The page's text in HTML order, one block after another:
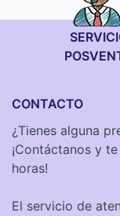
CONTACTO
¿Tienes alguna
¡Contáctanos y
horas!
El servicio de